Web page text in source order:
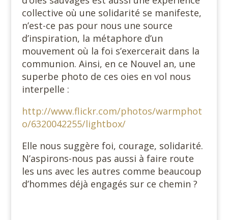
collective où une solidarité se manifeste,
n’est-ce pas pour nous une source
d’inspiration, la métaphore d’un
mouvement où la foi s’exercerait dans la
communion. Ainsi, en ce Nouvel an, une
superbe photo de ces oies en vol nous
interpelle :
http://www.flickr.com/photos/warmphot
o/6320042255/lightbox/
Elle nous suggère foi, courage, solidarité.
N’aspirons-nous pas aussi à faire route
les uns avec les autres comme beaucoup
d’hommes déjà engagés sur ce chemin ?